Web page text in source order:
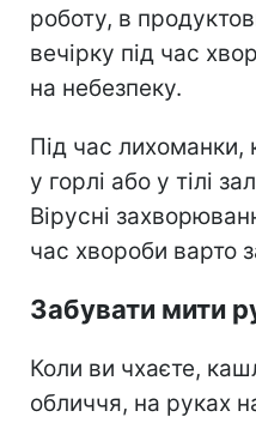
роботу, в
вечірку під час
на небезпеку.
Під час
у горлі або у тілі
Вірусні
час хвороби варто
Забувати мити
Коли ви чхаєте,
обличчя, на руках